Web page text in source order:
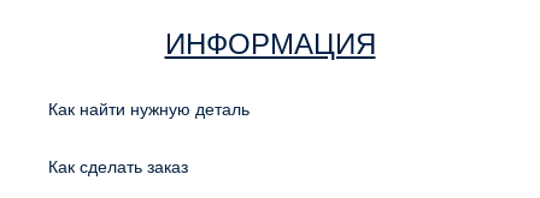
ИНФОРМАЦИЯ
Как найти нужную деталь
Как сделать заказ